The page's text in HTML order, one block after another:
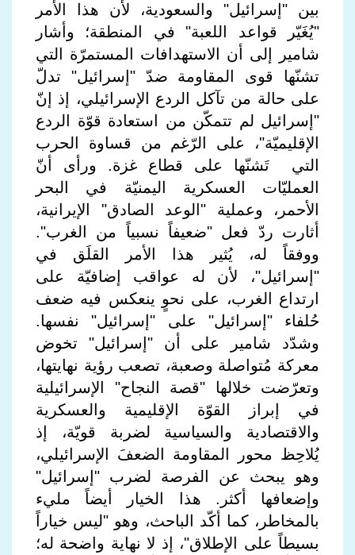
بين "إسرائيل" والسعودية، لأن هذا الأمر
"يُغَيّر قواعد اللعبة" في المنطقة؛ وأشار
شامير إلى أن الاستهدافات المستمرّة التي
تشنّها قوى المقاومة ضدّ "إسرائيل" تدلّ
على حالة من تآكل الردع الإسرائيلي، إذ إنّ
"إسرائيل لم تتمكّن من استعادة قوّة الردع
الإقليميّة"، على الرّغم من قساوة الحرب
التي تَشنّها على قطاع غزة. ورأى أنّ
العمليّات العسكرية اليمنيّة في البحر
الأحمر، وعملية "الوعد الصادق" الإيرانية،
أثارت ردّ فعل "ضعيفاً نسبياً من الغرب".
ووفقاً له، يُثير هذا الأمر القلَق في
"إسرائيل"، لأن له عواقب إضافيّة على
ارتداع الغرب، على نحوٍ ينعكس فيه ضعف
حُلفاء "إسرائيل" على "إسرائيل" نفسها.
وشدّد شامير على أن "إسرائيل" تخوض
معركة مُتواصلة وصعبة، تصعب رؤية نهايتها،
وتعرّضت خلالها "قصة النجاح" الإسرائيلية
في إبراز القوّة الإقليمية والعسكرية
والاقتصادية والسياسية لضربة قويّة، إذ
يُلاحِظ محور المقاومة الضعفَ الإسرائيلي،
وهو يبحث عن الفرصة لضرب "إسرائيل"
وإضعافها أكثر. هذا الخيار أيضاً مليء
بالمخاطر، كما أكّد الباحث، وهو "ليس خياراً
بسيطاً على الإطلاق"، إذ لا نهاية واضحة له؛